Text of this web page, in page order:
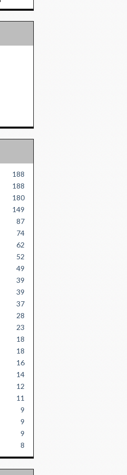
188
188
180
149
87
74
62
52
49
39
39
37
28
23
18
18
16
14
12
11
9
9
9
8